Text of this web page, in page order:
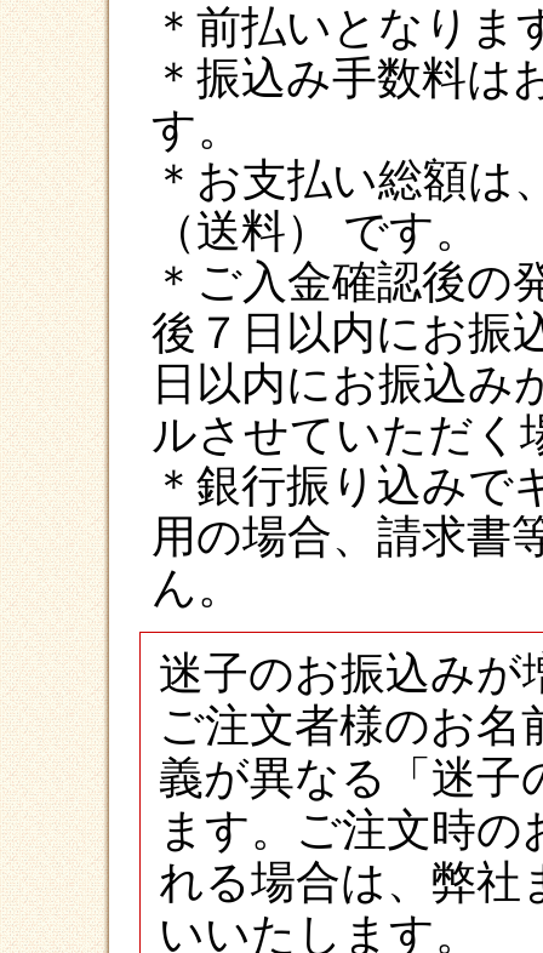
＊前払いとなりま
＊振込み手数料は
す。
＊お支払い総額は
（送料） です。
＊ご入金確認後の
後７日以内にお振
日以内にお振込み
ルさせていただく
＊銀行振り込みで
用の場合、請求書
ん。
迷子のお振込みが
ご注文者様のお名
義が異なる「迷子
ます。ご注文時
れる場合は、弊社
いいたします。